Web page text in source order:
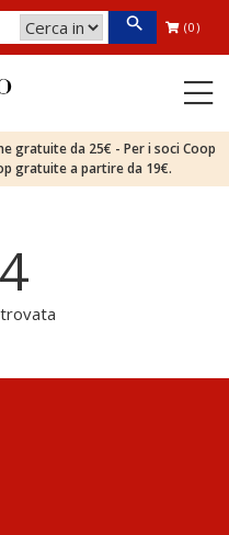
(0)
gratuite da 25€ - Per i soci Coop
gratuite a partire da 19€.